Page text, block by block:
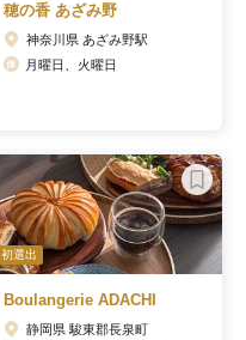
穂の香 あざみ野
神奈川県 あざみ野駅
月曜日、火曜日
初選出
Boulangerie ADACHI
静岡県 駿東郡長泉町